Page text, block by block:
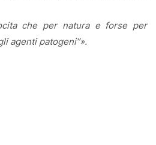
che per natura e forse per
agenti patogeni”».